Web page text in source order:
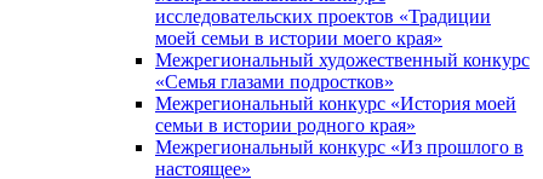
исследовательских проектов «Традиции
моей семьи в истории моего края»
Межрегиональный художественный конкурс
«Семья глазами подростков»
Межрегиональный конкурс «История моей
семьи в истории родного края»
Межрегиональный конкурс «Из прошлого в
настоящее»